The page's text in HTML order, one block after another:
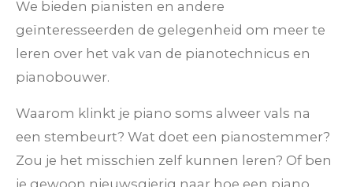
We bieden pianisten en andere
geïnteresseerden de gelegenheid om meer te
leren over het vak van de pianotechnicus en
pianobouwer.
Waarom klinkt je piano soms alweer vals na
een stembeurt? Wat doet een pianostemmer?
Zou je het misschien zelf kunnen leren? Of ben